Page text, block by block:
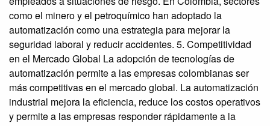
como el minero y el petroquímico han adoptado la
automatización como una estrategia para mejorar la
seguridad laboral y reducir accidentes. 5. Competitividad
en el Mercado Global La adopción de tecnologías de
automatización permite a las empresas colombianas ser
más competitivas en el mercado global. La automatización
industrial mejora la eficiencia, reduce los costos operativos
y permite a las empresas responder rápidamente a la